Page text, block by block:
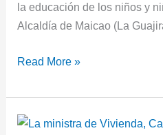
la educación de los niños y
Alcaldía de Maicao (La
Read More »
Avanza